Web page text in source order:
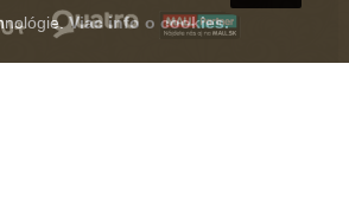
Viac info o cookies.